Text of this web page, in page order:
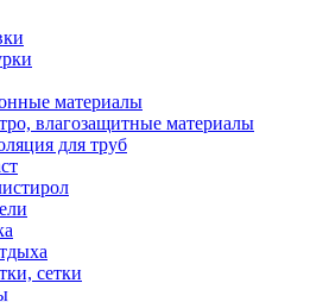
материалы
влагозащитные материалы
для труб
сетки